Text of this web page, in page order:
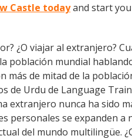
Castle todayand start
¿O viajar al extranjero?
población mundial
de mitad de la
de Urdu de Language
extranjero nunca ha sido
personales se expanden a
del mundo multilingüe.